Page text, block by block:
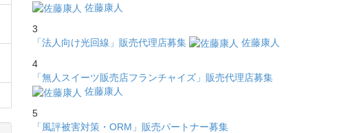
佐藤康人
3
「法人向け光回線」販売代理店募集
佐藤康人
4
「無人スイーツ販売店フランチャイズ」販売代理店募集
佐藤康人
5
「風評被害対策・ORM」販売パートナー募集